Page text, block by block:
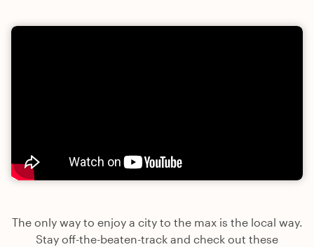
The only way to enjoy a city to the max is the local way.
Stay off-the-beaten-track and check out these